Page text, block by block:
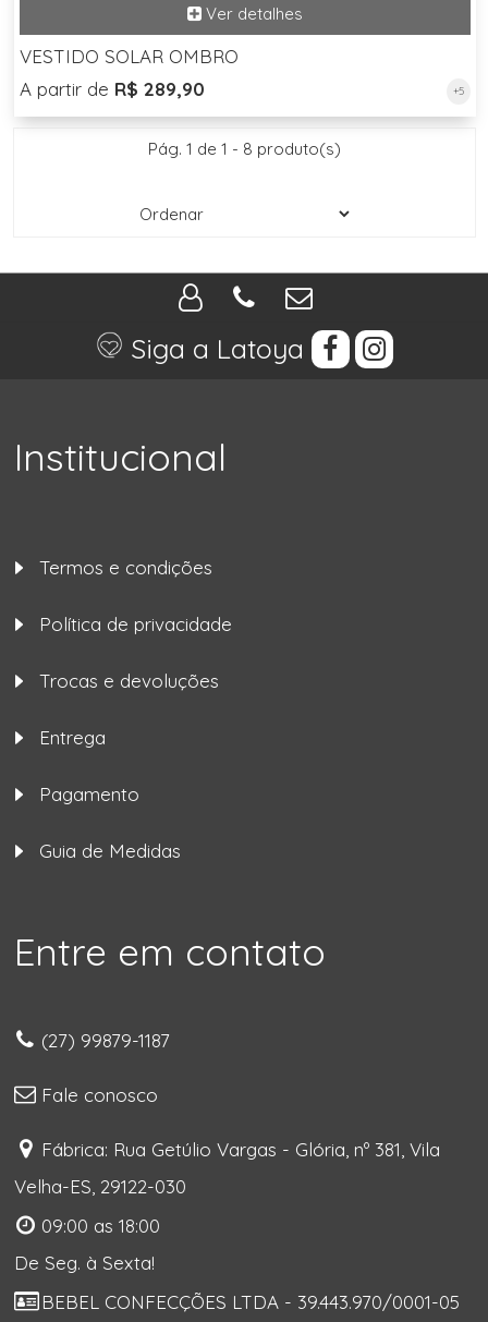
VESTIDO SOLAR OMBRO
A partir de R$ 289,90 +5
Pág. 1 de 1 - 8 produto(s)
Siga a Latoya
Institucional
Termos e condições
Política de privacidade
Trocas e devoluções
Entrega
Pagamento
Guia de Medidas
Entre em contato
(27) 99879-1187
Fale conosco
Fábrica: Rua Getúlio Vargas - Glória, nº 381, Vila
Velha-ES, 29122-030
09:00 as 18:00
De Seg. à Sexta!
BEBEL CONFECÇÕES LTDA - 39.443.970/0001-05